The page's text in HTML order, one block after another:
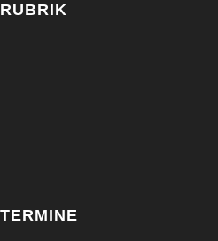
RUBRIK
TERMINE